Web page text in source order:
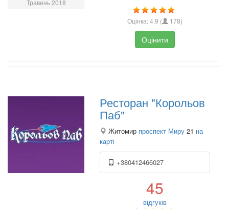
Травень 2018
Оцінка:4.9 ( 178)
Оцінити
Ресторан "Корольов
Паб"
Житомир проспект Миру 21 на
карті
+380412466027
45
відгуків